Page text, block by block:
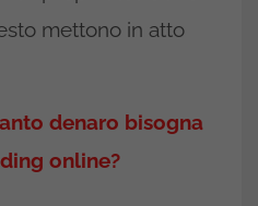
mettono in atto
denaro bisogna
online?